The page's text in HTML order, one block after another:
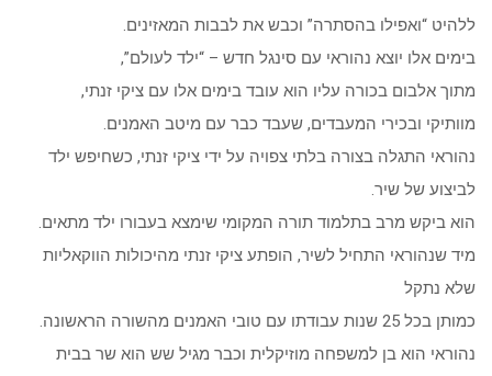
ללהיט “ואפילו בהסתרה” וכבש את לבבות המאזינים.
בימים אלו יוצא נהוראי עם סינגל חדש – “ילד לעולם”,
מתוך אלבום בכורה עליו הוא עובד בימים אלו עם ציקי זנתי,
מוותיקי ובכירי המעבדים, שעבד כבר עם מיטב האמנים.
נהוראי התגלה בצורה בלתי צפויה על ידי ציקי זנתי, כשחיפש ילד
לביצוע של שיר.
הוא ביקש מרב בתלמוד תורה המקומי שימצא בעבורו ילד מתאים.
מיד שנהוראי התחיל לשיר, הופתע ציקי זנתי מהיכולות הווקאליות
שלא נתקל
כמותן בכל 25 שנות עבודתו עם טובי האמנים מהשורה הראשונה.
נהוראי הוא בן למשפחה מוזיקלית וכבר מגיל שש הוא שר בבית